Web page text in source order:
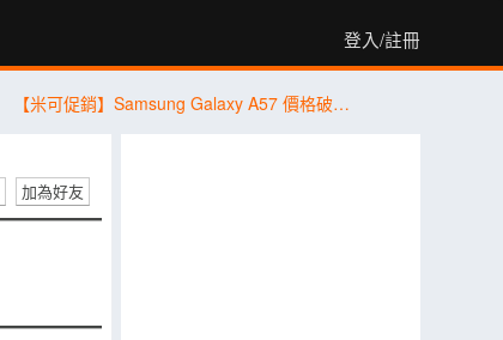
登入/註冊
【米可促銷】Samsung Galaxy A57 價格破盤！米可手機館限時 $13,890 (8/4~8/6)
加為好友